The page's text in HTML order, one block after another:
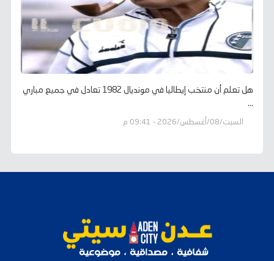
هل تعلم أن منتخب إيطاليا في مونديال 1982 تعادل في جميع مباري
...
السبت/08/أغسطس/2026 - 09:41 م